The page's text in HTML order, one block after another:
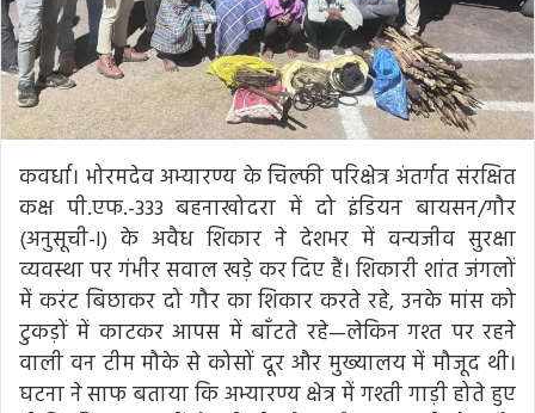
कवर्धा। भोरमदेव अभ्यारण्य के चिल्फी परिक्षेत्र अंतर्गत संरक्षित
कक्ष पी.एफ.-333 बहनाखोदरा में दो इंडियन बायसन/गौर
(अनुसूची-I) के अवैध शिकार ने देशभर में वन्यजीव सुरक्षा
व्यवस्था पर गंभीर सवाल खड़े कर दिए हैं। शिकारी शांत जंगलों
में करंट बिछाकर दो गौर का शिकार करते रहे, उनके मांस को
टुकड़ों में काटकर आपस में बाँटते रहे—लेकिन गश्त पर रहने
वाली वन टीम मौके से कोसों दूर और मुख्यालय में मौजूद थी।
घटना ने साफ बताया कि अभ्यारण्य क्षेत्र में गश्ती गाड़ी होते हुए